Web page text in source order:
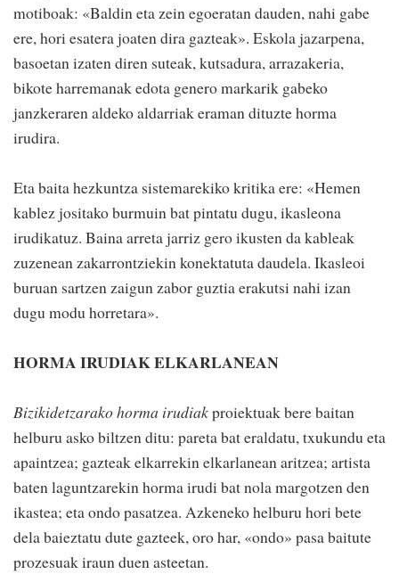
motiboak: «Baldin eta zein egoeratan dauden, nahi gabe
ere, hori esatera joaten dira gazteak». Eskola jazarpena,
basoetan izaten diren suteak, kutsadura, arrazakeria,
bikote harremanak edota genero markarik gabeko
janzkeraren aldeko aldarriak eraman dituzte horma
irudira.
Eta baita hezkuntza sistemarekiko kritika ere: «Hemen
kablez jositako burmuin bat pintatu dugu, ikasleona
irudikatuz. Baina arreta jarriz gero ikusten da kableak
zuzenean zakarrontziekin konektatuta daudela. Ikasleoi
buruan sartzen zaigun zabor guztia erakutsi nahi izan
dugu modu horretara».
HORMA IRUDIAK ELKARLANEAN
Bizikidetzarako horma irudiakproiektuak bere baitan
helburu asko biltzen ditu: pareta bat eraldatu, txukundu eta
apaintzea; gazteak elkarrekin elkarlanean aritzea; artista
baten laguntzarekin horma irudi bat nola margotzen den
ikastea; eta ondo pasatzea. Azkeneko helburu hori bete
dela baieztatu dute gazteek, oro har, «ondo» pasa baitute
prozesuak iraun duen asteetan.